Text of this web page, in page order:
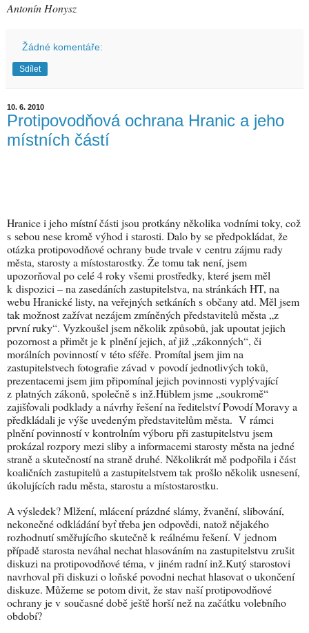
Antonín Honysz
Žádné komentáře:
Sdílet
10. 6. 2010
Protipovodňová ochrana Hranic a jeho
místních částí
Hranice i jeho místní části jsou protkány několika vodními toky, což
s sebou nese kromě výhod i starosti. Dalo by se předpokládat, že
otázka protipovodňové ochrany bude trvale v centru zájmu rady
města, starosty a místostarostky. Že tomu tak není, jsem
upozorňoval po celé 4 roky všemi prostředky, které jsem měl
k dispozici – na zasedáních zastupitelstva, na stránkách HT, na
webu Hranické listy, na veřejných setkáních s občany atd. Měl jsem
tak možnost zažívat nezájem zmíněných představitelů města „z
první ruky“. Vyzkoušel jsem několik způsobů, jak upoutat jejich
pozornost a přimět je k plnění jejich, ať již „zákonných“, či
morálních povinností v této sféře. Promítal jsem jim na
zastupitelstvech fotografie závad v povodí jednotlivých toků,
prezentacemi jsem jim připomínal jejich povinnosti vyplývající
z platných zákonů, společně s inž.Hüblem jsme „soukromě“
zajišťovali podklady a návrhy řešení na ředitelství Povodí Moravy a
předkládali je výše uvedeným představitelům města. V rámci
plnění povinností v kontrolním výboru při zastupitelstvu jsem
prokázal rozpory mezi sliby a informacemi starosty města na jedné
straně a skutečností na straně druhé. Několikrát mě podpořila i část
koaličních zastupitelů a zastupitelstvem tak prošlo několik usnesení,
úkolujících radu města, starostu a místostarostku.
A výsledek? Mlžení, mlácení prázdné slámy, žvanění, slibování,
nekonečné odkládání byť třeba jen odpovědi, natož nějakého
rozhodnutí směřujícího skutečně k reálnému řešení. V jednom
případě starosta neváhal nechat hlasováním na zastupitelstvu zrušit
diskuzi na protipovodňové téma, v jiném radní inž.Kutý starostovi
navrhoval při diskuzi o loňské povodni nechat hlasovat o ukončení
diskuze. Můžeme se potom divit, že stav naší protipovodňové
ochrany je v současné době ještě horší než na začátku volebního
období?